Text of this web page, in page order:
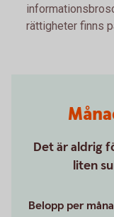
rättigheter finns
Det är aldrig
liten
Belopp per